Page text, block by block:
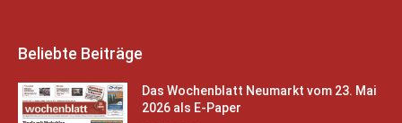
Beliebte Beiträge
Das Wochenblatt Neumarkt vom 23. Mai
2026 als E-Paper